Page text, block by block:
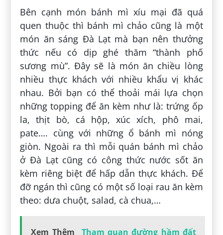
Bên cạnh món bánh mì xíu mại đã quá
quen thuộc thì bánh mì chảo cũng là một
món ăn sáng Đà Lạt mà bạn nên thưởng
thức nếu có dịp ghé thăm “thành phố
sương mù”. Đây sẽ là món ăn chiều lòng
nhiều thực khách với nhiều khẩu vị khác
nhau. Bởi bạn có thể thoải mái lựa chọn
những topping để ăn kèm như là: trứng ốp
la, thịt bò, cá hộp, xúc xích, phô mai,
pate…. cùng với những ổ bánh mì nóng
giòn. Ngoài ra thì mỗi quán bánh mì chảo
ở Đà Lạt cũng có công thức nước sốt ăn
kèm riêng biệt để hấp dẫn thực khách. Để
đỡ ngán thì cũng có một số loại rau ăn kèm
theo: dưa chuột, salad, cà chua,…
Xem Thêm
Tham quan đường hầm đất